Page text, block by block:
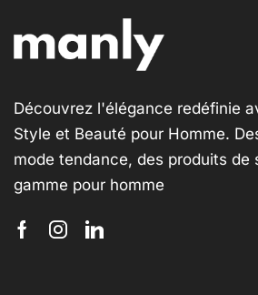
Découvrez l'élégance redéfinie
Style et Beauté pour Homme.
mode tendance, des produits de
gamme pour homme